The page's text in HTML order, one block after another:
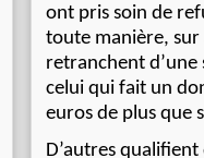
ont pris soin de
toute manière, sur
retranchent d’une
celui qui fait un
euros de plus que
D’autres